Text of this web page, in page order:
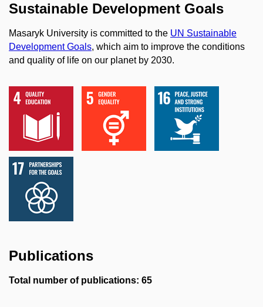
Sustainable Development Goals
Masaryk University is committed to the UN Sustainable
Development Goals, which aim to improve the conditions
and quality of life on our planet by 2030.
Publications
Total number of publications: 65